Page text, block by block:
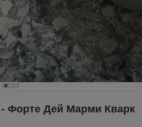
Форте Дей Марми Кварк